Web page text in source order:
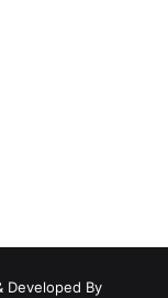
Developed By